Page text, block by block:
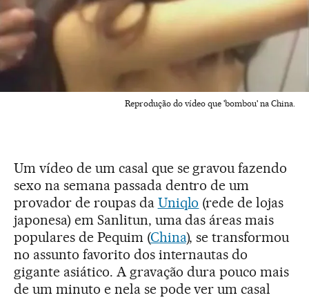
Reprodução do vídeo que 'bombou' na China.
Um vídeo de um casal que se gravou fazendo
sexo na semana passada dentro de um
provador de roupas da Uniqlo (rede de lojas
japonesa) em Sanlitun, uma das áreas mais
populares de Pequim (China), se transformou
no assunto favorito dos internautas do
gigante asiático. A gravação dura pouco mais
de um minuto e nela se pode ver um casal